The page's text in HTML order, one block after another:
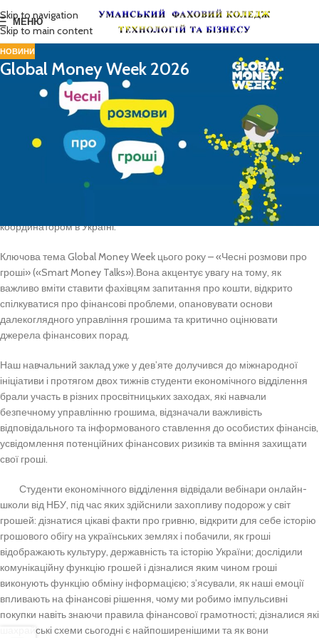
Skip to navigation
Skip to main content
МЕНЮ
НОВИНИ
Global Money Week 2026
Ми живемо у складний час мінливого сьогодні і непевного завтра. В
умовах війни ми стикаємося не лише із проблемами власної
безпеки, але й з безліччю викликів, що стосуються нашого
фінансового добробуту.
З 16 по 29 березня 2026 року в Україні тривала кампанія Global
Money Week 2026 (Всесвітній тиждень грошей). Вже дванадцятий рік
поспіль Національний банк України підтримує цю міжнародну
інформаційну ініціативу з фінансової обізнаності та є її офіційним
координатором в Україні.
Ключова тема Global Money Week цього року – «Чесні розмови про
гроші»(«Smart Money Talks»).Вона акцентує увагу на тому, як
важливо вміти ставити фахівцям запитання про кошти, відкрито
спілкуватися про фінансові проблеми, опановувати основи
далекоглядного управління грошима та критично оцінювати
джерела фінансових порад.
Наш навчальний заклад уже у дев’яте долучився до міжнародної
ініціативи і протягом двох тижнів студенти економічного відділення
брали участь в різних просвітницьких заходах, які навчали
безпечному управлінню грошима, відзначали важливість
відповідального та інформованого ставлення до особистих фінансів,
усвідомлення потенційних фінансових ризиків та вміння захищати
свої гроші.
Студенти економічного відділення відвідали вебінари онлайн-
школи від НБУ, під час яких здійснили захопливу подорож у світ
грошей: дізнатися цікаві факти про гривню, відкрити для себе історію
грошового обігу на українських землях і побачили, як гроші
відображають культуру, державність та історію України; дослідили
комунікаційну функцію грошей і дізналися яким чином гроші
виконують функцію обміну інформацією; з’ясували, як наші емоції
впливають на фінансові рішення, чому ми робимо імпульсивні
покупки навіть знаючи правила фінансової грамотності; дізналися які
шахрайські схеми сьогодні є найпоширенішими та як вони